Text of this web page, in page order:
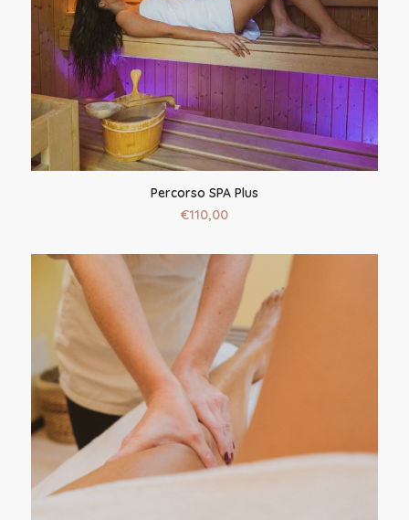
Percorso SPA Plus
€110,00